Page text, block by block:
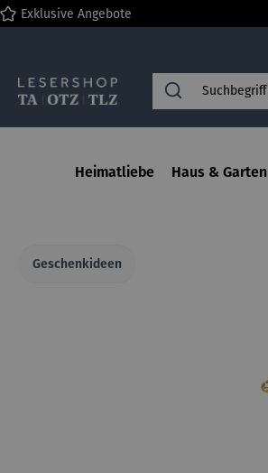
Zur Hauptnavigation springen
Exklusive Angebote
Heimatliebe Haus & Garten
Geschenkideen